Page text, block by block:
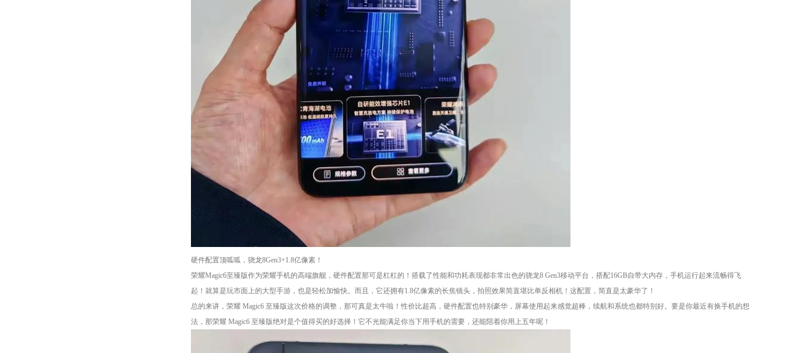
硬件配置顶呱呱，骁龙8Gen3+1.8亿像素！
荣耀Magic6至臻版作为荣耀手机的高端旗舰，硬件配置那可是杠杠的！搭载了性能和功耗表现都非常出色的骁龙8 Gen3移动平台，搭配16GB自带大内存，手机运行起来流畅得飞
起！就算是玩市面上的大型手游，也是轻松加愉快。而且，它还拥有1.8亿像素的长焦镜头，拍照效果简直堪比单反相机！这配置，简直是太豪华了！
总的来讲，荣耀 Magic6 至臻版这次价格的调整，那可真是太牛啦！性价比超高，硬件配置也特别豪华，屏幕使用起来感觉超棒，续航和系统也都特别好。要是你最近有换手机的想
法，那荣耀 Magic6 至臻版绝对是个值得买的好选择！它不光能满足你当下用手机的需要，还能陪着你用上五年呢！